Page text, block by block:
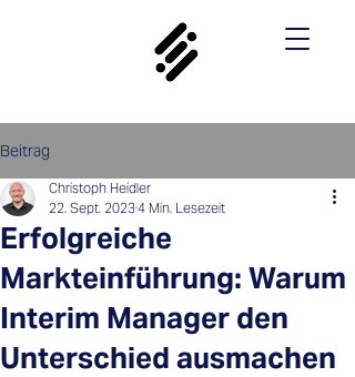
Beitrag
Erfolgreiche
Markteinführung: Warum
Interim Manager den
Unterschied ausmachen
Christoph Heidler
22. Sept. 20234 Min. Lesezeit